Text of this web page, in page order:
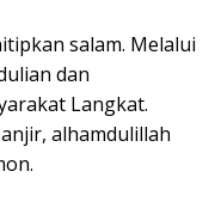
salam. Melalui
dan
Langkat.
alhamdulillah